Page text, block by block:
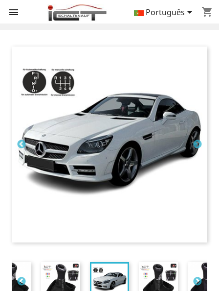
 shopping_cart
Português